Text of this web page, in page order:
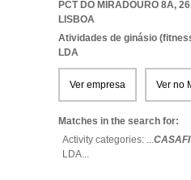
PCT DO MIRADOURO 8A,
LISBOA
Atividades de ginásio
LDA
Ver empresa Ver no
Matches in the search for:
Activity categories: ...
LDA...